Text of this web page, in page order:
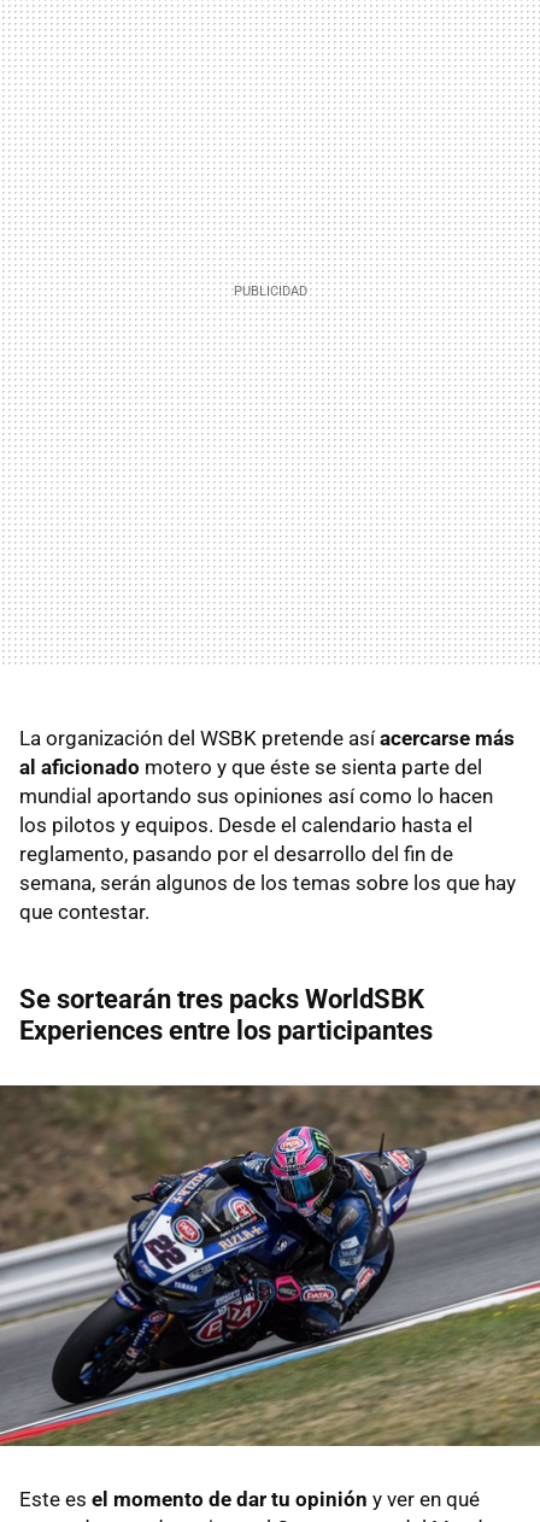
La organización del WSBK pretende asíacercarse más
al aficionado motero y que éste se sienta parte del
mundial aportando sus opiniones así como lo hacen
los pilotos y equipos. Desde el calendario hasta el
reglamento, pasando por el desarrollo del fin de
semana, serán algunos de los temas sobre los que hay
que contestar.
Se sortearán tres packs WorldSBK
Experiences entre los participantes
Este es el momento de dar tu opinión y ver en qué